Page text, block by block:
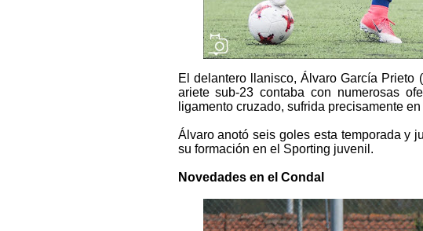
El delantero llanisco, Álvaro García Prieto
ariete sub-23 contaba con numerosas
ligamento cruzado, sufrida precisamente
Álvaro anotó seis goles esta temporada y
su formación en el Sporting juvenil.
Novedades en el Condal